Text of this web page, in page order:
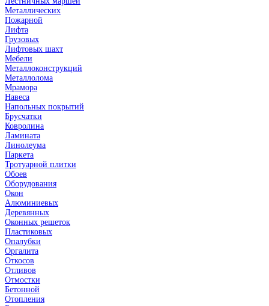
Металлических
Пожарной
Лифта
Грузовых
Лифтовых шахт
Мебели
Металлоконструкций
Металлолома
Мрамора
Навеса
Напольных покрытий
Брусчатки
Ковролина
Ламината
Линолеума
Паркета
Тротуарной плитки
Обоев
Оборудования
Окон
Алюминиевых
Деревянных
Оконных решеток
Пластиковых
Опалубки
Оргалита
Откосов
Отливов
Отмостки
Бетонной
Отопления